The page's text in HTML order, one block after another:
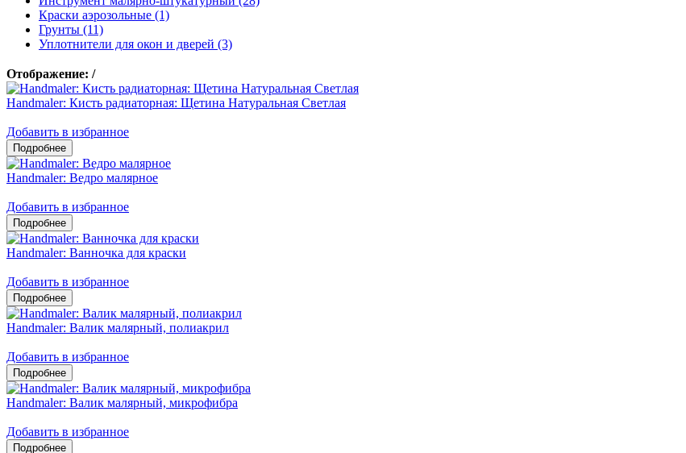
Краски аэрозольные (1)
Грунты (11)
Уплотнители для окон и дверей (3)
Отображение: /
Handmaler: Кисть радиаторная: Щетина Натуральная Светлая
Добавить в избранное
Handmaler: Ведро малярное
Добавить в избранное
Handmaler: Ванночка для краски
Добавить в избранное
Handmaler: Валик малярный, полиакрил
Добавить в избранное
Handmaler: Валик малярный, микрофибра
Добавить в избранное